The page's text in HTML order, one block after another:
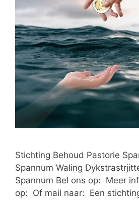
Stichting Behoud Pastorie
Spannum Waling
Spannum Bel ons op: Meer
op: Of mail naar: Een